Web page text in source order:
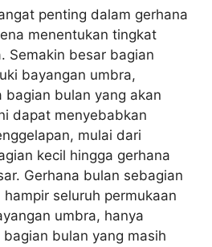
penting dalam gerhana
menentukan tingkat
Semakin besar bagian
bayangan umbra,
bagian bulan yang akan
dapat menyebabkan
mulai dari
kecil hingga gerhana
Gerhana bulan sebagian
seluruh permukaan
umbra, hanya
bulan yang masih